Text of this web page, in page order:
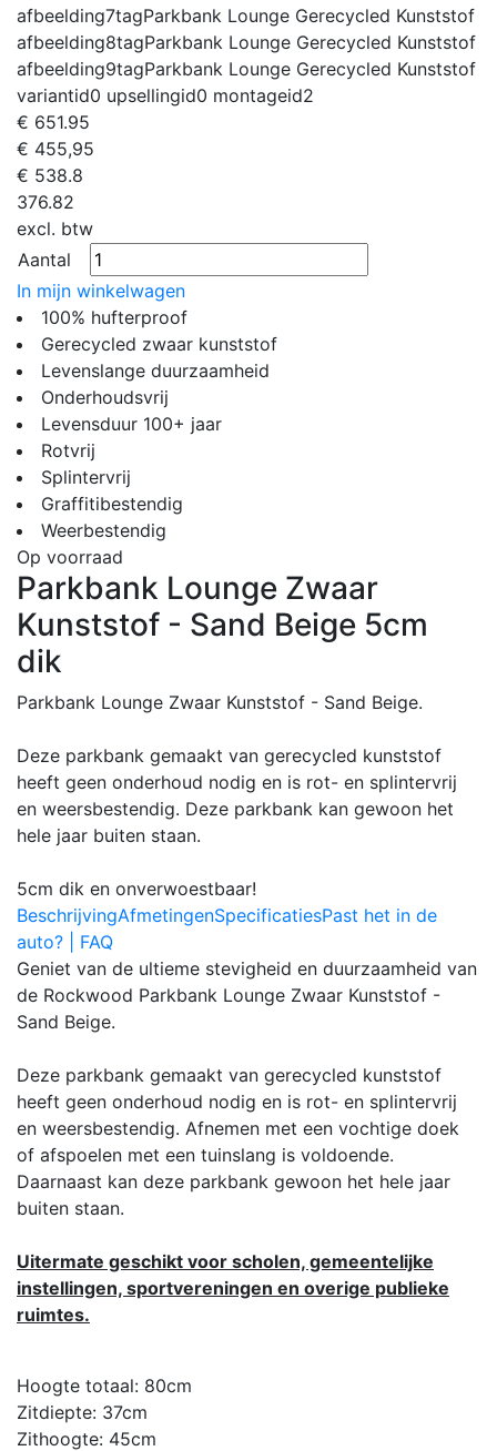
afbeelding7tagParkbank Lounge Gerecycled Kunststof
afbeelding8tagParkbank Lounge Gerecycled Kunststof
afbeelding9tagParkbank Lounge Gerecycled Kunststof
variantid0 upsellingid0 montageid2
€ 651.95
€ 455,95
€ 538.8
376.82
excl. btw
Aantal
In mijn winkelwagen
100% hufterproof
Gerecycled zwaar kunststof
Levenslange duurzaamheid
Onderhoudsvrij
Levensduur 100+ jaar
Rotvrij
Splintervrij
Graffitibestendig
Weerbestendig
Op voorraad
Parkbank Lounge Zwaar
Kunststof - Sand Beige 5cm
dik
Parkbank Lounge Zwaar Kunststof - Sand Beige.
Deze parkbank gemaakt van gerecycled kunststof
heeft geen onderhoud nodig en is rot- en splintervrij
en weersbestendig. Deze parkbank kan gewoon het
hele jaar buiten staan.
5cm dik en onverwoestbaar!
BeschrijvingAfmetingenSpecificatiesPast het in de
auto? | FAQ
Geniet van de ultieme stevigheid en duurzaamheid van
de Rockwood Parkbank Lounge Zwaar Kunststof -
Sand Beige.
Deze parkbank gemaakt van gerecycled kunststof
heeft geen onderhoud nodig en is rot- en splintervrij
en weersbestendig. Afnemen met een vochtige doek
of afspoelen met een tuinslang is voldoende.
Daarnaast kan deze parkbank gewoon het hele jaar
buiten staan.
Uitermate geschikt voor scholen, gemeentelijke
instellingen, sportvereningen en overige publieke
ruimtes.
Hoogte totaal: 80cm
Zitdiepte: 37cm
Zithoogte: 45cm